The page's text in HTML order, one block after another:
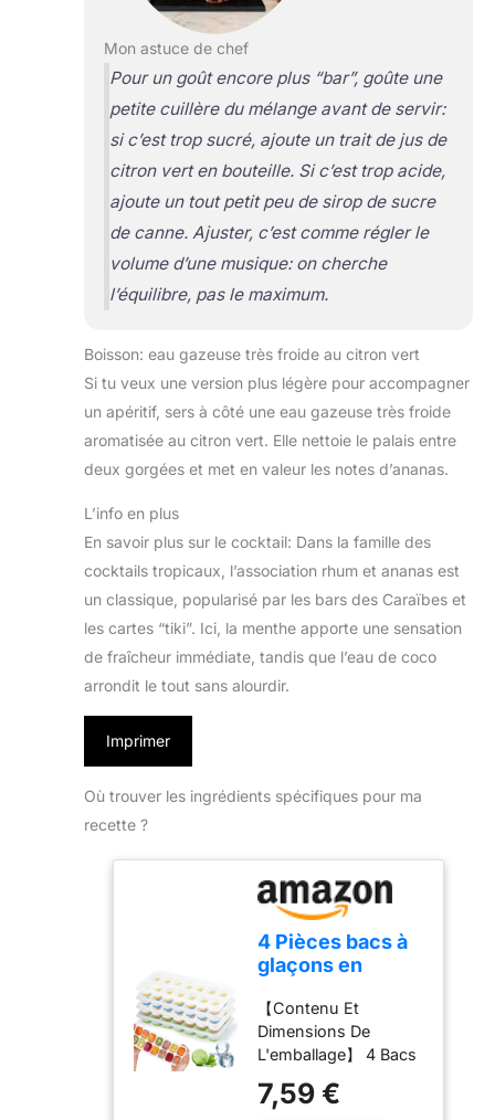
Mon astuce de chef
Pour un goût encore plus “bar”, goûte une
petite cuillère du mélange avant de servir:
si c’est trop sucré, ajoute un trait de jus de
citron vert en bouteille. Si c’est trop acide,
ajoute un tout petit peu de sirop de sucre
de canne. Ajuster, c’est comme régler le
volume d’une musique: on cherche
l’équilibre, pas le maximum.
Boisson: eau gazeuse très froide au citron vert
Si tu veux une version plus légère pour accompagner
un apéritif, sers à côté une eau gazeuse très froide
aromatisée au citron vert. Elle nettoie le palais entre
deux gorgées et met en valeur les notes d’ananas.
L’info en plus
En savoir plus sur le cocktail: Dans la famille des
cocktails tropicaux, l’association rhum et ananas est
un classique, popularisé par les bars des Caraïbes et
les cartes “tiki”. Ici, la menthe apporte une sensation
de fraîcheur immédiate, tandis que l’eau de coco
arrondit le tout sans alourdir.
Imprimer
Où trouver les ingrédients spécifiques pour ma
recette ?
4 Pièces bacs à
glaçons en
couvercle,Moule
à
Glaçons,Certifié
LFGB - Sans
BPA,bacs à
【Contenu Et
Dimensions De
L'emballage】 4 Bacs
Chacun A 14
7,59 €